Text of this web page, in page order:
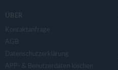
ÜBER
Kontaktanfrage
AGB
Datenschutzerklärung
APP- & Benutzerdaten löschen